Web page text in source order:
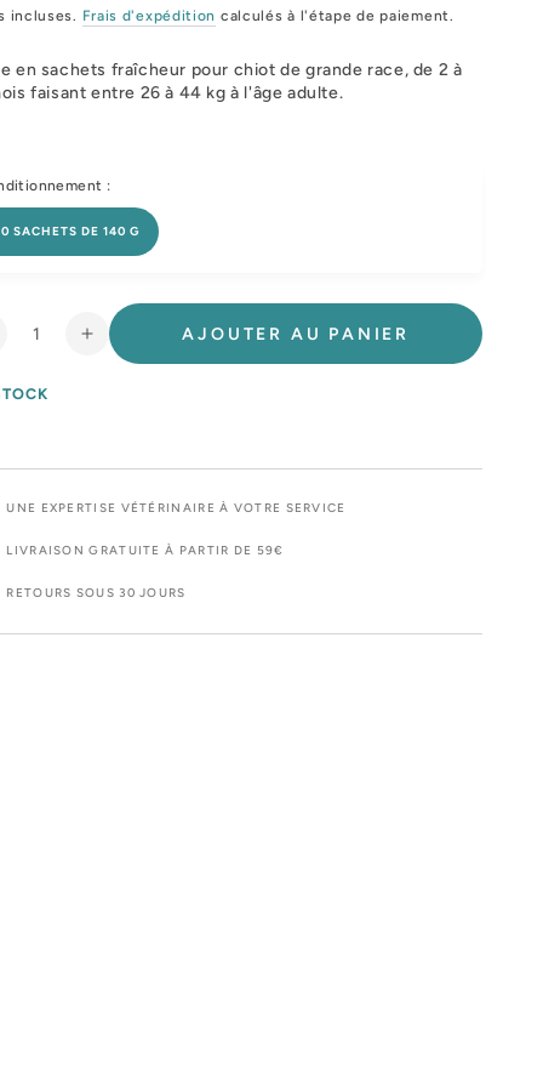
vente
incluses. Frais d'expédition calculés à l'étape de paiement.
en sachets fraîcheur pour chiot de grande race, de 2 à
faisant entre 26 à 44 kg à l'âge adulte.
:
SACHETS DE 140 G
Augmenter
Canin
en
-
AJOUTER AU PANIER
UNE EXPERTISE VÉTÉRINAIRE À VOTRE SERVICE
LIVRAISON GRATUITE À PARTIR DE 59€
RETOURS SOUS 30 JOURS